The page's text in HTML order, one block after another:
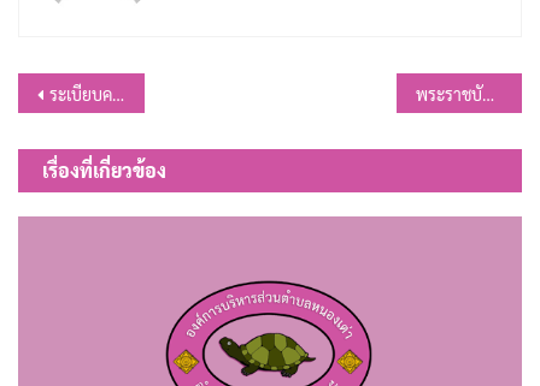
แนะแนว
เรื่อง
ระเบียบคณะกรรมการการเลือกตั้ง ว่าด้วยการเลือกตั้งสมาชิกสภาท้องถิ่นหรือผู้บริหารท้องถิ่น พ.ศ. 2562 และที่แก้ไขเพิ่มเติม (ฉบับที่ 4) พ.ศ. 2566 พระราชบัญญัติ วินัยการเงินการคลังของรัฐ พ.ศ. 2561
เรื่องที่เกี่ยวข้อง